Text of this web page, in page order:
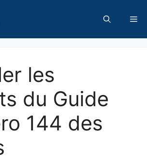
les
du Guide
144 des